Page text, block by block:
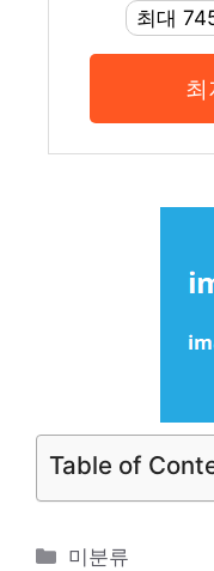
최대
최
Table of
카
미분류